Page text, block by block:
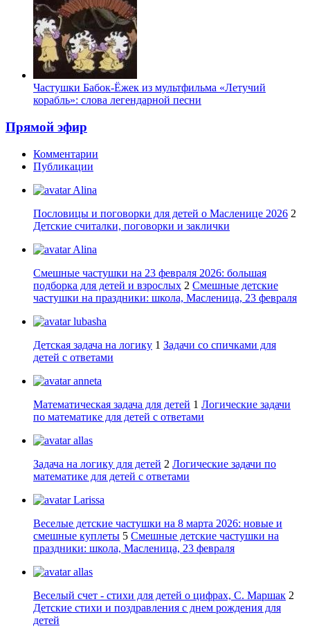
Частушки Бабок-Ёжек из мультфильма «Летучий
корабль»: слова легендарной песни
Прямой эфир
Комментарии
Публикации
Alina
Пословицы и поговорки для детей о Масленице 2026 2
Детские считалки, поговорки и заклички
Alina
Смешные частушки на 23 февраля 2026: большая
подборка для детей и взрослых 2 Смешные детские
частушки на праздники: школа, Масленица, 23 февраля
lubasha
Детская задача на логику 1 Задачи со спичками для
детей с ответами
anneta
Математическая задача для детей 1 Логические задачи
по математике для детей с ответами
allas
Задача на логику для детей 2 Логические задачи по
математике для детей с ответами
Larissa
Веселые детские частушки на 8 марта 2026: новые и
смешные куплеты 5 Смешные детские частушки на
праздники: школа, Масленица, 23 февраля
allas
Веселый счет - стихи для детей о цифрах, С. Маршак 2
Детские стихи и поздравления с днем рождения для
детей